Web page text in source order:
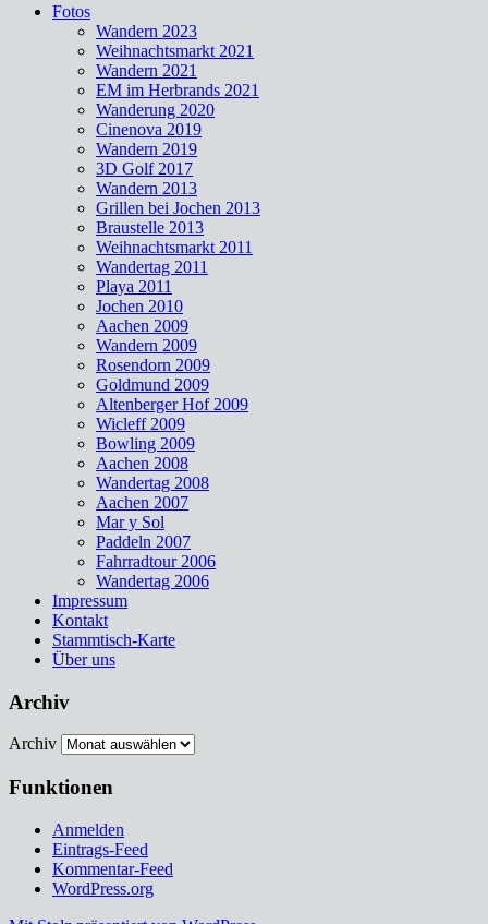
Fotos
Wandern 2023
Weihnachtsmarkt 2021
Wandern 2021
EM im Herbrands 2021
Wanderung 2020
Cinenova 2019
Wandern 2019
3D Golf 2017
Wandern 2013
Grillen bei Jochen 2013
Braustelle 2013
Weihnachtsmarkt 2011
Wandertag 2011
Playa 2011
Jochen 2010
Aachen 2009
Wandern 2009
Rosendorn 2009
Goldmund 2009
Altenberger Hof 2009
Wicleff 2009
Bowling 2009
Aachen 2008
Wandertag 2008
Aachen 2007
Mar y Sol
Paddeln 2007
Fahrradtour 2006
Wandertag 2006
Impressum
Kontakt
Stammtisch-Karte
Über uns
Archiv
Archiv
Funktionen
Anmelden
Eintrags-Feed
Kommentar-Feed
WordPress.org